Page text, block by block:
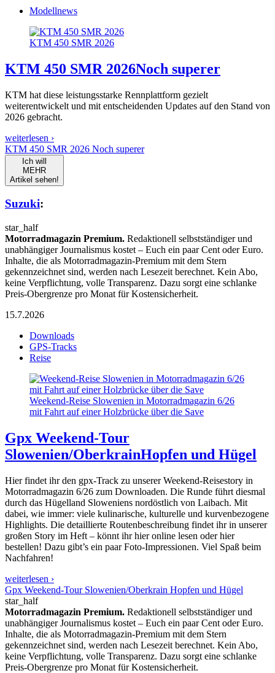
Modellnews
KTM 450 SMR 2026
KTM 450 SMR 2026Noch superer
KTM hat diese leistungsstarke Rennplattform gezielt
weiterentwickelt und mit entscheidenden Updates auf den Stand von
2026 gebracht.
weiterlesen ›
KTM 450 SMR 2026 Noch superer
Ich will
MEHR
Artikel sehen!
Suzuki:
star_half
Motorradmagazin Premium. Redaktionell selbstständiger und
unabhängiger Journalismus kostet – Euch ein paar Cent oder Euro.
Inhalte, die als Motorradmagazin-Premium mit dem Stern
gekennzeichnet sind, werden nach Lesezeit berechnet. Kein Abo,
keine Verpflichtung, volle Transparenz. Dazu sorgt eine schlanke
Preis-Obergrenze pro Monat für Kostensicherheit.
15.7.2026
Downloads
GPS-Tracks
Reise
Weekend-Reise Slowenien in Motorradmagazin 6/26
mit Fahrt auf einer Holzbrücke über die Save
Gpx Weekend-Tour
Slowenien/OberkrainHopfen und Hügel
Hier findet ihr den gpx-Track zu unserer Weekend-Reisestory in
Motorradmagazin 6/26 zum Downloaden. Die Runde führt diesmal
durch das Hügelland Sloweniens nordöstlich von Laibach. Mit
dabei, wie immer: viele kulinarische, kulturelle und kurvenbezogene
Highlights. Die detaillierte Routenbeschreibung findet ihr in unserer
großen Story im Heft – könnt ihr hier online lesen oder hier
bestellen! Dazu gibt’s ein paar Foto-Impressionen. Viel Spaß beim
Nachfahren!
weiterlesen ›
Gpx Weekend-Tour Slowenien/Oberkrain Hopfen und Hügel
star_half
Motorradmagazin Premium. Redaktionell selbstständiger und
unabhängiger Journalismus kostet – Euch ein paar Cent oder Euro.
Inhalte, die als Motorradmagazin-Premium mit dem Stern
gekennzeichnet sind, werden nach Lesezeit berechnet. Kein Abo,
keine Verpflichtung, volle Transparenz. Dazu sorgt eine schlanke
Preis-Obergrenze pro Monat für Kostensicherheit.